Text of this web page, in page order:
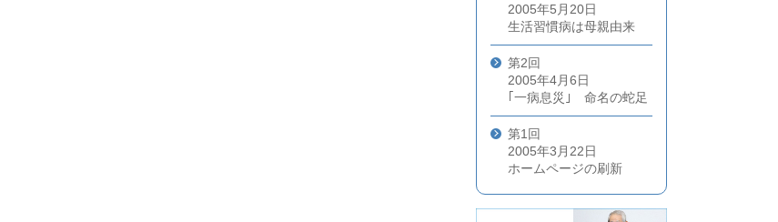
2005年5月20日
生活習慣病は母親由来
第2回
2005年4月6日
｢一病息災｣ 命名の蛇足
第1回
2005年3月22日
ホームページの刷新